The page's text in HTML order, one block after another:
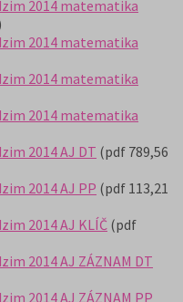
2014 matematika
2014 matematika
2014 matematika
2014 matematika
2014 AJ DT (pdf 789,56
2014 AJ PP (pdf 113,21
2014 AJ KLÍČ (pdf
2014 AJ ZÁZNAM DT
2014 AJ ZÁZNAM PP